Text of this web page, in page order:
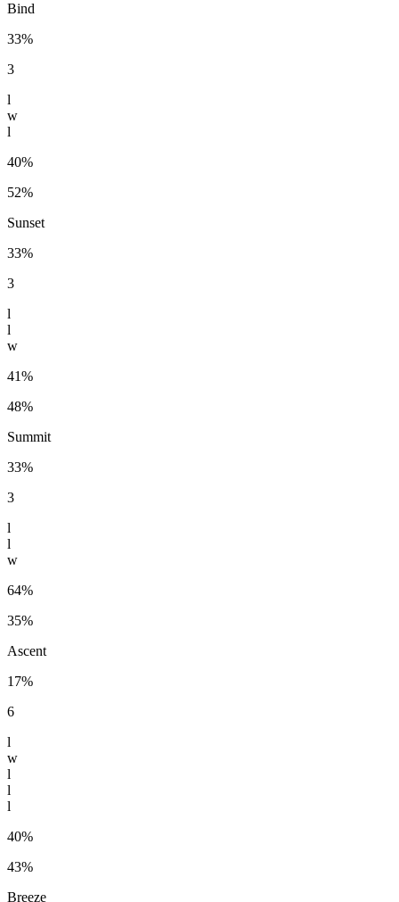
Bind
33%
3
l
w
l
40%
52%
Sunset
33%
3
l
l
w
41%
48%
Summit
33%
3
l
l
w
64%
35%
Ascent
17%
6
l
w
l
l
l
40%
43%
Breeze